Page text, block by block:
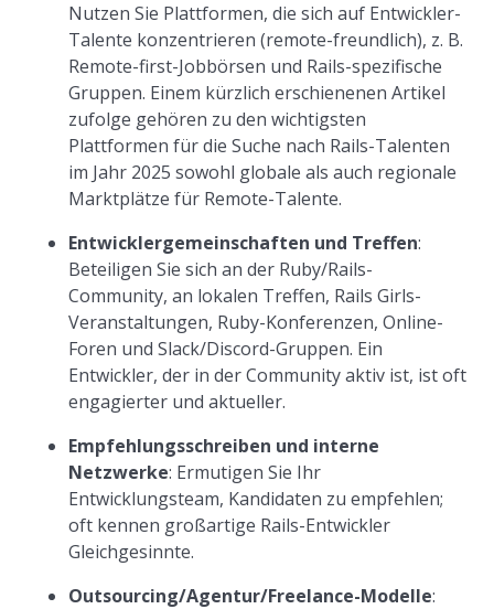
Nutzen Sie Plattformen, die sich auf Entwickler-
Talente konzentrieren (remote-freundlich), z. B.
Remote-first-Jobbörsen und Rails-spezifische
Gruppen. Einem kürzlich erschienenen Artikel
zufolge gehören zu den wichtigsten
Plattformen für die Suche nach Rails-Talenten
im Jahr 2025 sowohl globale als auch regionale
Marktplätze für Remote-Talente.
Entwicklergemeinschaften und Treffen:
Beteiligen Sie sich an der Ruby/Rails-
Community, an lokalen Treffen, Rails Girls-
Veranstaltungen, Ruby-Konferenzen, Online-
Foren und Slack/Discord-Gruppen. Ein
Entwickler, der in der Community aktiv ist, ist oft
engagierter und aktueller.
Empfehlungsschreiben und interne
Netzwerke: Ermutigen Sie Ihr
Entwicklungsteam, Kandidaten zu empfehlen;
oft kennen großartige Rails-Entwickler
Gleichgesinnte.
Outsourcing/Agentur/Freelance-Modelle: